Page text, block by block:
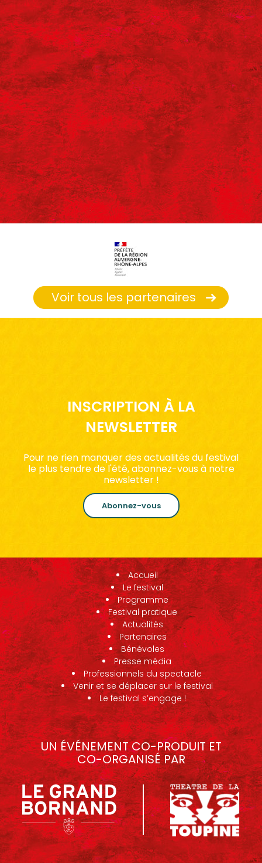
Voir tous les partenaires
INSCRIPTION À LA
NEWSLETTER
Pour ne rien manquer des actualités du festival
le plus tendre de l'été, abonnez-vous à notre
newsletter !
Abonnez-vous
Accueil
Le festival
Programme
Festival pratique
Actualités
Partenaires
Bénévoles
Presse média
Professionnels du spectacle
Venir et se déplacer sur le festival
Le festival s’engage !
UN ÉVÉNEMENT CO-PRODUIT ET
CO-ORGANISÉ PAR